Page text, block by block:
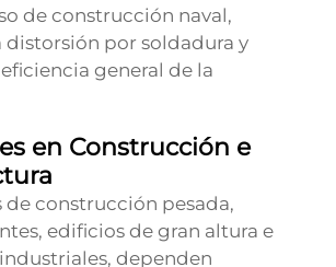
de construcción naval,
distorsión por soldadura y
general de la
en Construcción e
de construcción pesada,
edificios de gran altura e
dependen